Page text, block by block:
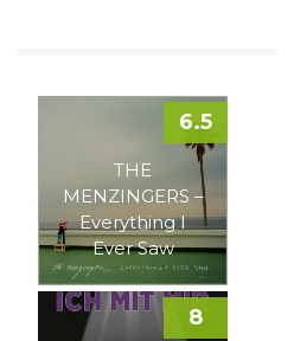
THE
MENZINGERS –
Everything I
Ever Saw
6.5
8